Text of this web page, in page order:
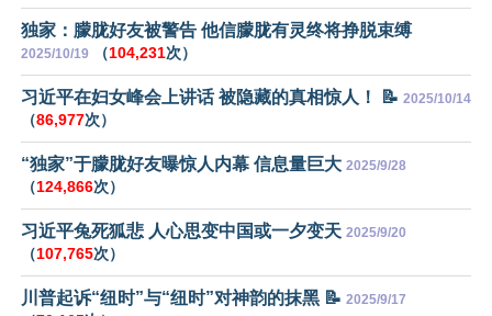
独家：朦胧好友被警告 他信朦胧有灵终将挣脱束缚
2025/10/19 （104,231次）
习近平在妇女峰会上讲话 被隐藏的真相惊人！ 📝 2025/10/14
（86,977次）
“独家”于朦胧好友曝惊人内幕 信息量巨大 2025/9/28
（124,866次）
习近平兔死狐悲 人心思变中国或一夕变天 2025/9/20
（107,765次）
川普起诉“纽时”与“纽时”对神韵的抹黑 📝 2025/9/17